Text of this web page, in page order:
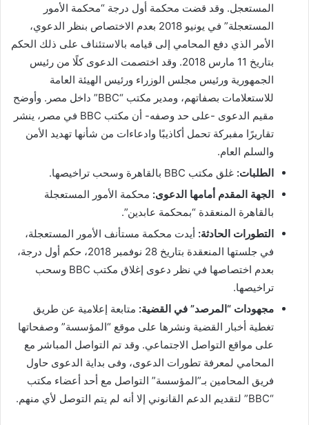
المستعجل. وقد قضت محكمة أول درجة “محكمة الأمور
المستعجلة” في يونيو 2018 بعدم الاختصاص بنظر الدعوي،
الأمر الذي دفع المحامي إلى قيامه بالاستئناف على ذلك الحكم
بتاريخ 11 مارس 2018. وقد اختصمت الدعوى كلًا من رئيس
الجمهورية ورئيس مجلس الوزراء ورئيس الهيئة العامة
للاستعلامات بصفاتهم، ومدير مكتب “BBC” داخل مصر. وأوضح
مقيم الدعوى -على حد وصفه- أن مكتب BBC في مصر، ينشر
تقاريرًا مفبركة تحمل أكاذيبًا وادعاءات من شأنها تهديد الأمن
والسلم العام.
الطلبات: غلق مكتب BBC بالقاهرة وسحب تراخيصها.
الجهة المقدم أمامها الدعوى: محكمة الأمور المستعجلة
بالقاهرة المنعقدة “بمحكمة عابدين”.
التطورات الحادثة: أيدت محكمة مستأنف الأمور المستعجلة،
في جلستها المنعقدة بتاريخ 28 نوفمبر 2018، حكم أول درجة،
بعدم اختصاصها في نظر دعوى إغلاق مكتب BBC وسحب
تراخيصها.
مجهودات “المرصد” في القضية: متابعة إعلامية عن طريق
تغطية أخبار القضية ونشرها على موقع “المؤسسة” وصفحاتها
على مواقع التواصل الاجتماعي. وقد تم التواصل المباشر مع
المحامي لمعرفة تطورات الدعوى، وفى بداية الدعوى حاول
فريق المحامين بـ”المؤسسة” التواصل مع أحد أعضاء مكتب
“BBC” لتقديم الدعم القانوني إلا أنه لم يتم التوصل لأي منهم.